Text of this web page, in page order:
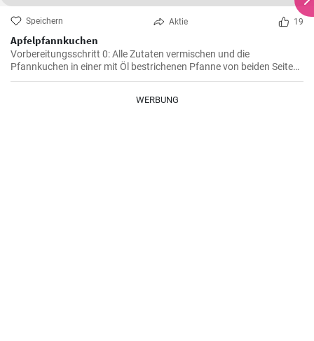
Speichern Aktie 19
Apfelpfannkuchen
Vorbereitungsschritt 0: Alle Zutaten vermischen und die
Pfannkuchen in einer mit Öl bestrichenen Pfanne von beiden Seiten
braten.
WERBUNG